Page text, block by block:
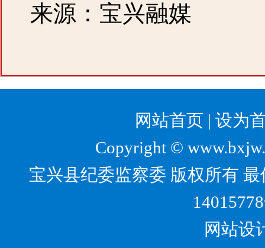
来源：宝兴融媒
网站首页 | 设为
Copyright ©
宝兴县纪委监察委 版权所有
网站设